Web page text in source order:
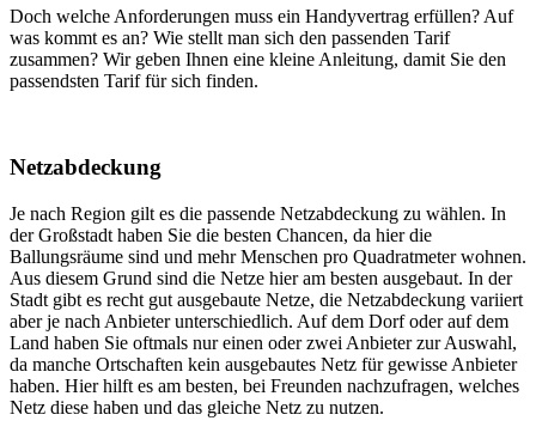
Doch welche Anforderungen muss ein Handyvertrag erfüllen? Auf
was kommt es an? Wie stellt man sich den passenden Tarif
zusammen? Wir geben Ihnen eine kleine Anleitung, damit Sie den
passendsten Tarif für sich finden.
Netzabdeckung
Je nach Region gilt es die passende Netzabdeckung zu wählen. In
der Großstadt haben Sie die besten Chancen, da hier die
Ballungsräume sind und mehr Menschen pro Quadratmeter wohnen.
Aus diesem Grund sind die Netze hier am besten ausgebaut. In der
Stadt gibt es recht gut ausgebaute Netze, die Netzabdeckung variiert
aber je nach Anbieter unterschiedlich. Auf dem Dorf oder auf dem
Land haben Sie oftmals nur einen oder zwei Anbieter zur Auswahl,
da manche Ortschaften kein ausgebautes Netz für gewisse Anbieter
haben. Hier hilft es am besten, bei Freunden nachzufragen, welches
Netz diese haben und das gleiche Netz zu nutzen.